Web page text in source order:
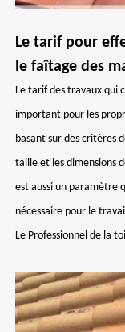
Le tarif pour
le faîtage des
Le tarif des travaux qui
important pour les
basant sur des critères
taille et les dimensions
est aussi un paramètre
nécessaire pour le
Le Professionnel de la